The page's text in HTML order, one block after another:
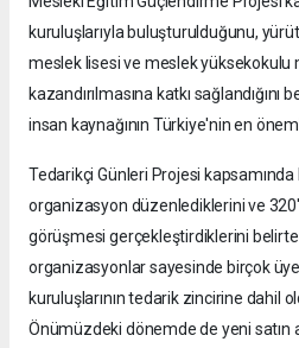
kuruluşlarıyla buluşturulduğunu,
meslek lisesi ve meslek yüksekokulu
kazandırılmasına katkı
insan kaynağının Türkiye'nin en
Tedarikçi Günleri Projesi
organizasyon düzenlediklerini ve
görüşmesi gerçekleştirdiklerini
organizasyonlar sayesinde birçok
kuruluşlarının tedarik zincirine dahil
Önümüzdeki dönemde de yeni satın